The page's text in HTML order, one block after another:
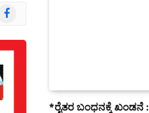
Facebook
*ರೈತರ ಬಂಧನಕ್ಕೆ ಖಂಡನೆ